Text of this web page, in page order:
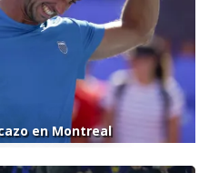
en Montreal